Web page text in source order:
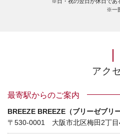
※一
アク
最寄駅からのご案内
BREEZE BREEZE（ブリーゼブリー
〒530-0001 大阪市北区梅田2丁